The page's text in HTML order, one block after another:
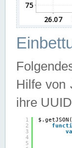
Hilfe von
ihre
1
2
3
4
5
$.getJSON(